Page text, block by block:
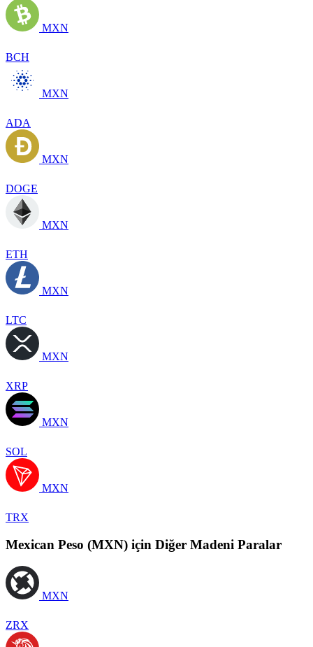
MXN
BCH
MXN
ADA
MXN
DOGE
MXN
ETH
MXN
LTC
MXN
XRP
MXN
SOL
MXN
TRX
Mexican Peso (MXN) için Diğer Madeni Paralar
MXN
ZRX